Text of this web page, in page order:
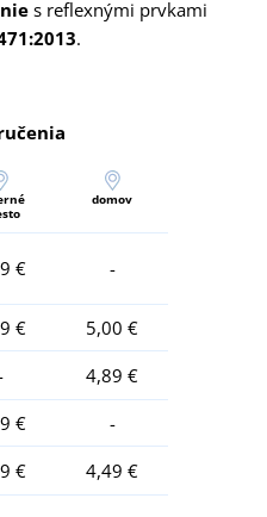
s reflexnými prvkami
.
domov
€ -
€
5,00 €
4,89 €
€
-
€
4,49 €